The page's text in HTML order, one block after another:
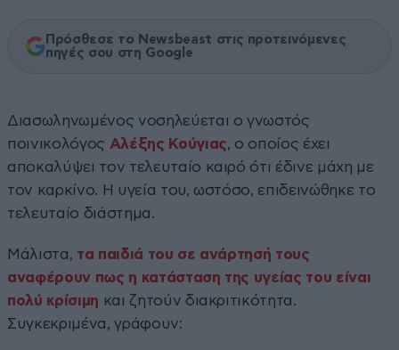
Πρόσθεσε το Newsbeast στις προτεινόμενες
πηγές σου στη Google
Διασωληνωμένος νοσηλεύεται ο γνωστός
ποινικολόγος Αλέξης Κούγιας, ο οποίος έχει
αποκαλύψει τον τελευταίο καιρό ότι έδινε μάχη με
τον καρκίνο. Η υγεία του, ωστόσο, επιδεινώθηκε το
τελευταίο διάστημα.
Μάλιστα, τα παιδιά του σε ανάρτησή τους
αναφέρουν πως η κατάσταση της υγείας του είναι
πολύ κρίσιμη και ζητούν διακριτικότητα.
Συγκεκριμένα, γράφουν: